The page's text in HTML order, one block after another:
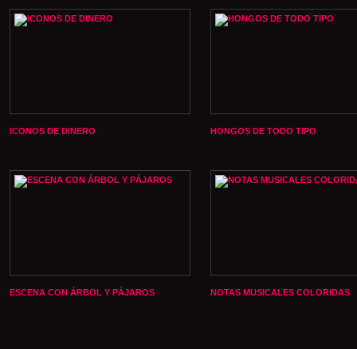
ICONOS DE DINERO HONGOS DE TODO TIPO
ESCENA CON ÁRBOL Y PÁJAROS NOTAS MUSICALES COLORIDAS